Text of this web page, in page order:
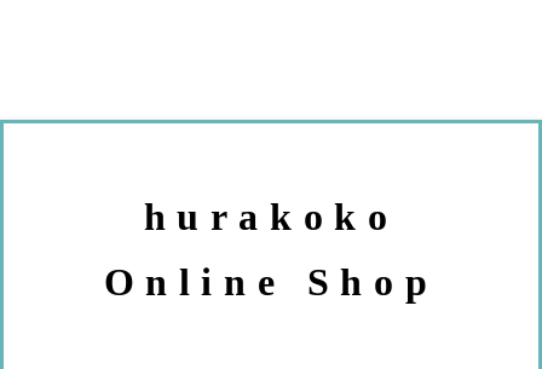
hurakoko
Online Shop